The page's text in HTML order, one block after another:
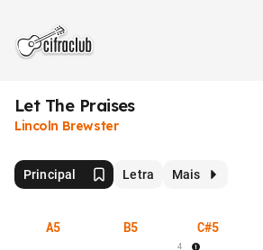
Let The Praises
Lincoln Brewster
Principal Letra Mais
A5 B5 C#5
4